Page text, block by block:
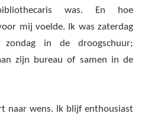
was. En hoe
mij voelde. Ik was zaterdag
in de droogschuur;
zijn bureau of samen in de
naar wens. Ik blijf enthousiast